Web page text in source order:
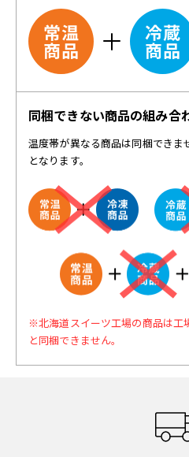
同梱できない商品の組み合
温度帯が異なる商品は同梱できま
となります。
※北海道スイーツ工場の商品は工
と同梱できません。